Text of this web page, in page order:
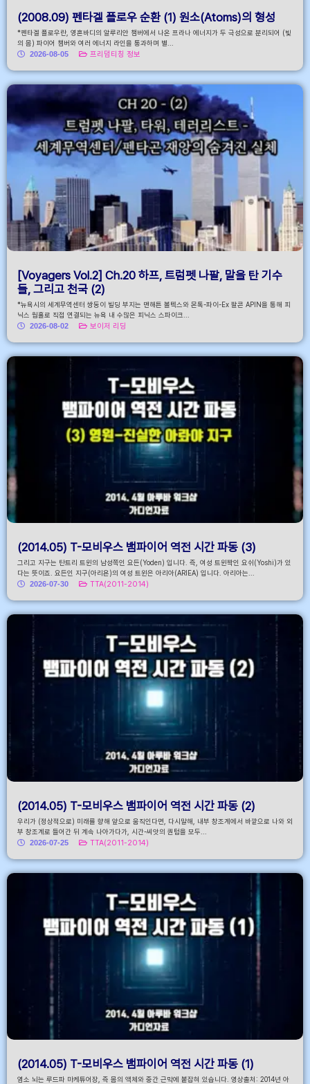
(2008.09) 펜타겔 플로우 순환 (1) 원소(Atoms)의 형성
*펜타겔 플로우란, 영혼바디의 알루리안 챔버에서 나온 프라나 에너지가 두 극성으로 분리되어 (빛
의 몸) 파이어 챔버와 여러 에너지 라인을 통과하며 별...
2026-08-05
프리덤티칭 정보
[Voyagers Vol.2] Ch.20 하프, 트럼펫 나팔, 말을 탄 기수
들, 그리고 천국 (2)
*뉴욕시의 세계무역센터 쌍둥이 빌딩 부지는 맨해튼 볼텍스와 몬톡-파이-Ex 팔콘 APIN을 통해 피
닉스 웜홀로 직접 연결되는 뉴욕 내 수많은 피닉스 스파이크...
2026-08-02
보이저 리딩
(2014.05) T-모비우스 뱀파이어 역전 시간 파동 (3)
그리고 지구는 탄트리 트윈의 남성쪽인 요든(Yoden) 입니다. 즉, 여성 트윈짝인 요쉬(Yoshi)가 있
다는 뜻이죠. 요든인 지구(아리욘)의 여성 트윈은 아리아(ARIEA) 입니다. 아리아는...
2026-07-30
TTA(2011-2014)
(2014.05) T-모비우스 뱀파이어 역전 시간 파동 (2)
우리가 (정상적으로) 미래를 향해 앞으로 움직인다면, 다시말해, 내부 창조계에서 바깥으로 나와 외
부 창조계로 들어간 뒤 계속 나아가다가, 시간-씨앗의 퀀텀을 모두...
2026-07-25
TTA(2011-2014)
(2014.05) T-모비우스 뱀파이어 역전 시간 파동 (1)
염소 뇌는 루드파 마케튜어장, 즉 몸의 액체와 중간 근막에 붙잡혀 있습니다. 영상출처: 2014년 아